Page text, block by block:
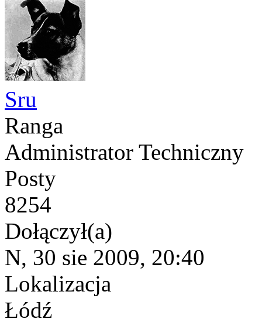
Sru
Ranga
Administrator Techniczny
Posty
8254
Dołączył(a)
N, 30 sie 2009, 20:40
Lokalizacja
Łódź